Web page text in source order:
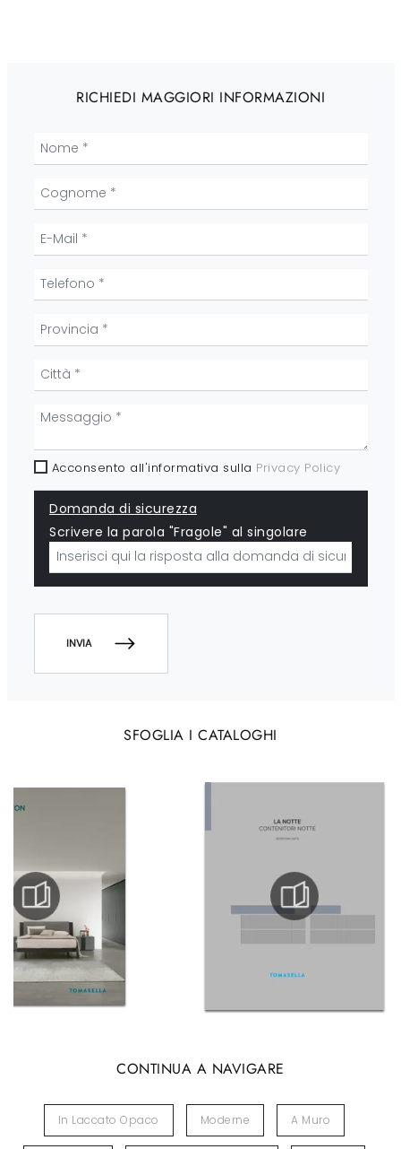
SFOGLIA I CATALOGHI
CONTINUA A NAVIGARE
In Laccato Opaco Moderne A Muro
RICHIEDI MAGGIORI INFORMAZIONI
Acconsento all'informativa sulla Privacy Policy
Domanda di sicurezza
Scrivere la parola "Fragole" al singolare
INVIA